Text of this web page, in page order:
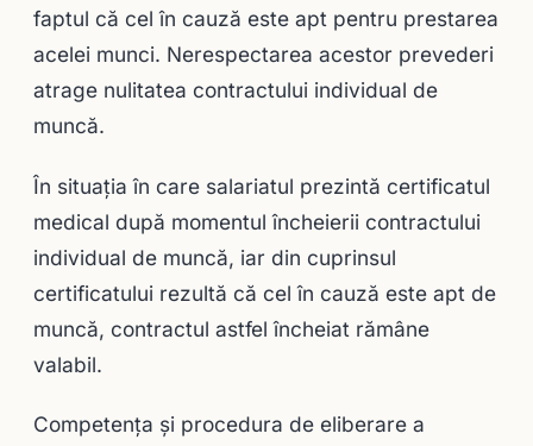
faptul că cel în cauză este apt pentru prestarea
acelei munci. Nerespectarea acestor prevederi
atrage nulitatea contractului individual de
muncă.
În situaţia în care salariatul prezintă certificatul
medical după momentul încheierii contractului
individual de muncă, iar din cuprinsul
certificatului rezultă că cel în cauză este apt de
muncă, contractul astfel încheiat rămâne
valabil.
Competenţa şi procedura de eliberare a